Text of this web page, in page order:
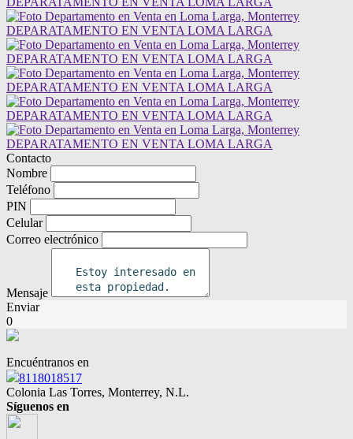
Contacto
Nombre
Teléfono
PIN
Celular
Correo electrónico
Mensaje
Enviar
0
Encuéntranos en
8118018517
Colonia Las Torres, Monterrey, N.L.
Síguenos en